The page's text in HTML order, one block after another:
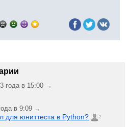
года в 15:00 →
в 9:09 →
для юниттеста в Python? 2